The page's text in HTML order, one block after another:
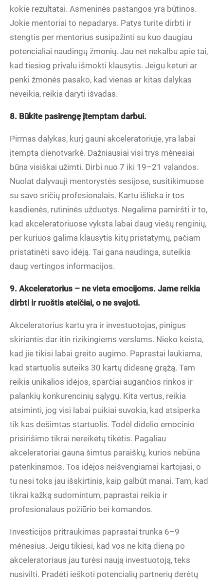
kokie rezultatai. Asmeninės pastangos yra būtinos.
Jokie mentoriai to nepadarys. Patys turite dirbti ir
stengtis per mentorius susipažinti su kuo daugiau
potencialiai naudingų žmonių. Jau net nekalbu apie tai,
kad tiesiog privalu išmokti klausytis. Jeigu keturi ar
penki žmonės pasako, kad vienas ar kitas dalykas
neveikia, reikia daryti išvadas.
8. Būkite pasirengę įtemptam darbui.
Pirmas dalykas, kurį gauni akceleratoriuje, yra labai
įtempta dienotvarkė. Dažniausiai visi trys mėnesiai
būna visiškai užimti. Dirbi nuo 7 iki 19–21 valandos.
Nuolat dalyvauji mentorystės sesijose, susitikimuose
su savo sričių profesionalais. Kartu išlieka ir tos
kasdienės, rutininės užduotys. Negalima pamiršti ir to,
kad akceleratoriuose vyksta labai daug viešų renginių,
per kuriuos galima klausytis kitų pristatymų, pačiam
pristatinėti savo idėją. Tai gana naudinga, suteikia
daug vertingos informacijos.
9. Akceleratorius – ne vieta emocijoms. Jame reikia
dirbti ir ruoštis ateičiai, o ne svajoti.
Akceleratorius kartu yra ir investuotojas, pinigus
skiriantis dar itin rizikingiems verslams. Nieko keista,
kad jie tikisi labai greito augimo. Paprastai laukiama,
kad startuolis suteiks 30 kartų didesnę grąžą. Tam
reikia unikalios idėjos, sparčiai augančios rinkos ir
palankių konkurencinių sąlygų. Kita vertus, reikia
atsiminti, jog visi labai puikiai suvokia, kad atsiperka
tik kas dešimtas startuolis. Todėl didelio emocinio
prisirišimo tikrai nereikėtų tikėtis. Pagaliau
akceleratoriai gauna šimtus paraiškų, kurios nebūna
patenkinamos. Tos idėjos neišvengiamai kartojasi, o
tu nesi toks jau išskirtinis, kaip galbūt manai. Tam, kad
tikrai kažką sudomintum, paprastai reikia ir
profesionalaus požiūrio bei komandos.
Investicijos pritraukimas paprastai trunka 6–9
mėnesius. Jeigu tikiesi, kad vos ne kitą dieną po
akceleratoriaus jau turėsi naują investuotoją, teks
nusivilti. Pradėti ieškoti potencialių partnerių derėtų